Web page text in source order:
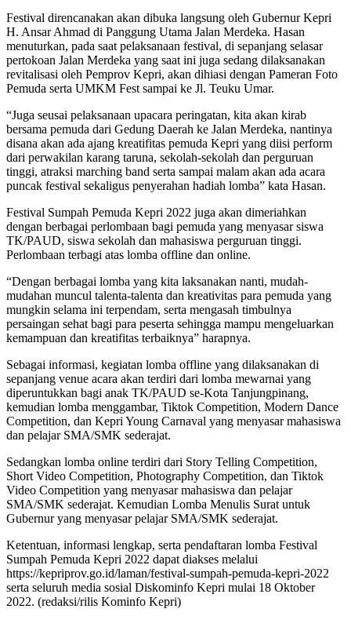
Festival direncanakan akan dibuka langsung oleh Gubernur Kepri
H. Ansar Ahmad di Panggung Utama Jalan Merdeka. Hasan
menuturkan, pada saat pelaksanaan festival, di sepanjang selasar
pertokoan Jalan Merdeka yang saat ini juga sedang dilaksanakan
revitalisasi oleh Pemprov Kepri, akan dihiasi dengan Pameran Foto
Pemuda serta UMKM Fest sampai ke Jl. Teuku Umar.
“Juga seusai pelaksanaan upacara peringatan, kita akan kirab
bersama pemuda dari Gedung Daerah ke Jalan Merdeka, nantinya
disana akan ada ajang kreatifitas pemuda Kepri yang diisi perform
dari perwakilan karang taruna, sekolah-sekolah dan perguruan
tinggi, atraksi marching band serta sampai malam akan ada acara
puncak festival sekaligus penyerahan hadiah lomba” kata Hasan.
Festival Sumpah Pemuda Kepri 2022 juga akan dimeriahkan
dengan berbagai perlombaan bagi pemuda yang menyasar siswa
TK/PAUD, siswa sekolah dan mahasiswa perguruan tinggi.
Perlombaan terbagi atas lomba offline dan online.
“Dengan berbagai lomba yang kita laksanakan nanti, mudah-
mudahan muncul talenta-talenta dan kreativitas para pemuda yang
mungkin selama ini terpendam, serta mengasah timbulnya
persaingan sehat bagi para peserta sehingga mampu mengeluarkan
kemampuan dan kreatifitas terbaiknya” harapnya.
Sebagai informasi, kegiatan lomba offline yang dilaksanakan di
sepanjang venue acara akan terdiri dari lomba mewarnai yang
diperuntukkan bagi anak TK/PAUD se-Kota Tanjungpinang,
kemudian lomba menggambar, Tiktok Competition, Modern Dance
Competition, dan Kepri Young Carnaval yang menyasar mahasiswa
dan pelajar SMA/SMK sederajat.
Sedangkan lomba online terdiri dari Story Telling Competition,
Short Video Competition, Photography Competition, dan Tiktok
Video Competition yang menyasar mahasiswa dan pelajar
SMA/SMK sederajat. Kemudian Lomba Menulis Surat untuk
Gubernur yang menyasar pelajar SMA/SMK sederajat.
Ketentuan, informasi lengkap, serta pendaftaran lomba Festival
Sumpah Pemuda Kepri 2022 dapat diakses melalui
https://kepriprov.go.id/laman/festival-sumpah-pemuda-kepri-2022
serta seluruh media sosial Diskominfo Kepri mulai 18 Oktober
2022. (redaksi/rilis Kominfo Kepri)